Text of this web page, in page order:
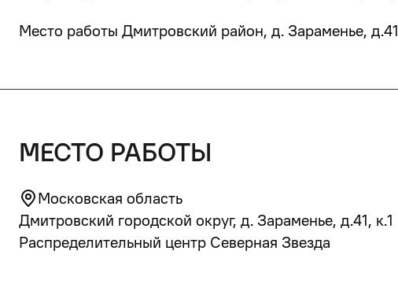
Место работы Дмитровский район, д. Зараменье, д.41
место работы
Московская область
Дмитровский городской округ, д. Зараменье, д.41, к.1
Распределительный центр Северная Звезда